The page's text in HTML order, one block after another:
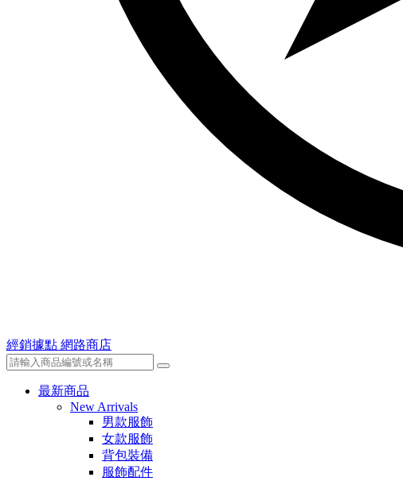
經銷據點 網路商店
最新商品
New Arrivals
男款服飾
女款服飾
背包裝備
服飾配件